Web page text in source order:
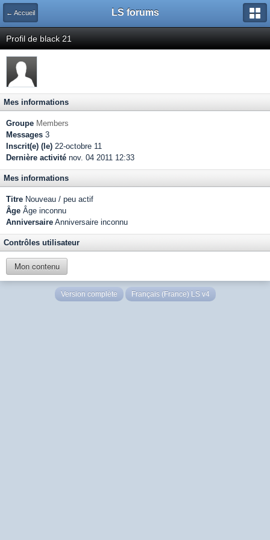
← Accueil LS forums
Profil de black 21
Mes informations
Groupe Members
Messages 3
Inscrit(e) (le) 22-octobre 11
Dernière activité nov. 04 2011 12:33
Mes informations
Titre Nouveau / peu actif
Âge Âge inconnu
Anniversaire Anniversaire inconnu
Contrôles utilisateur
Mon contenu
Version complète Français (France) LS v4